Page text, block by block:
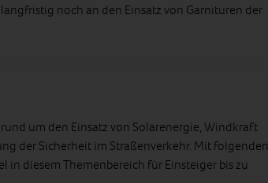
noch an den Einsatz von Garnituren der
um den Einsatz von Solarenergie, Windkraft
der Sicherheit im Straßenverkehr. Mit folgenden
in diesem Themenbereich für Einsteiger bis zu